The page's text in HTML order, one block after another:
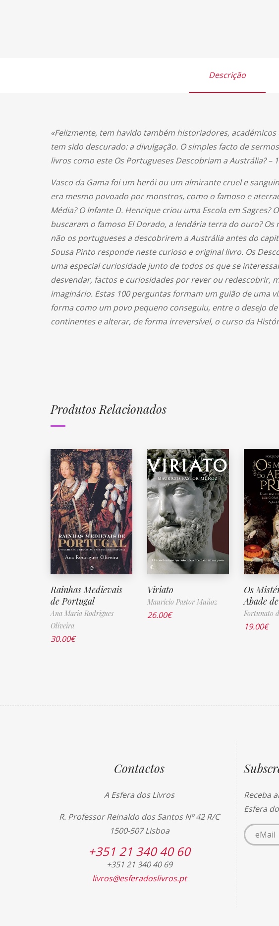
Descrição
«Felizmente, tem havido também historiadores,
tem sido descurado: a divulgação. O simples facto de
livros como este Os Portugueses Descobriam a Austrália?
Vasco da Gama foi um herói ou um almirante cruel e
era mesmo povoado por monstros, como o famoso e
Média? O Infante D. Henrique criou uma Escola em
buscaram o famoso El Dorado, a lendária terra do ouro?
não os portugueses a descobrirem a Austrália antes do
Sousa Pinto responde neste curioso e original livro. Os
uma especial curiosidade junto de todos os que se
desvendar, factos e curiosidades por rever ou redescobrir,
imaginário. Estas 100 perguntas formam um guião de uma
forma como um povo pequeno conseguiu, entre o desejo
continentes e alterar, de forma irreversível, o curso da
Produtos Relacionados
Rainhas Medievais
de Portugal
Ana Maria Rodrigues
Oliveira
30.00€
Viriato
Mauricio Pastor Muñoz
26.00€
Os
Abade
Fortunato
19.00€
Contactos
A Esfera dos Livros
R. Professor Reinaldo dos Santos Nº 42 R/C
1500-507 Lisboa
+351 21 340 40 60
+351 21 340 40 69
livros@esferadoslivros.pt
Receba
Esfera